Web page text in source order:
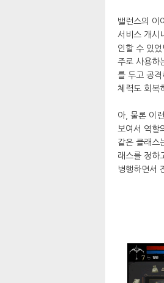
밸런스의 이
서비스 개시
인할 수 있
주로 사용하
를 두고 공
체력도 회복
아, 물론 이
보여서 역할
같은 클래스
래스를 정하
병행하면서